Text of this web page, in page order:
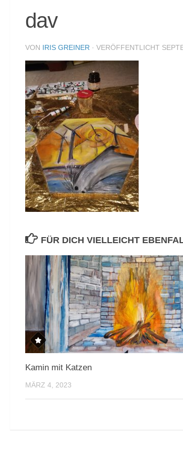
dav
VON IRIS GREINER · VERÖFFENTLICHT
FÜR DICH VIELLEICHT
Kamin mit Katzen
MÄRZ 4, 2023